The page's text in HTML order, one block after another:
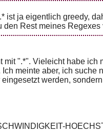
ist ja eigentlich greedy,
den Rest meines
mit ".*". Vieleicht habe
meinte aber, ich
werden,